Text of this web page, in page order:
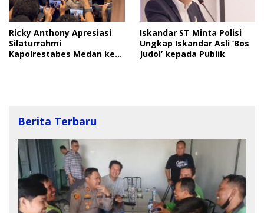
Ricky Anthony Apresiasi
Silaturrahmi
Kapolrestabes Medan ke
Iskandar ST Minta Polisi
Ungkap Iskandar Asli ‘Bos
Judol’ kepada Publik
Berita Terbaru